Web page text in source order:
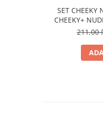
SET CHEEKY
CHEEKY+
211,00